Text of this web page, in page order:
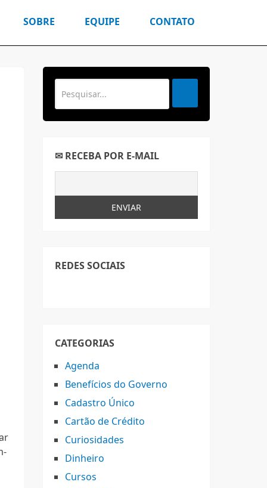
SOBRE EQUIPE CONTATO
✉ RECEBA POR E-MAIL
REDES SOCIAIS
CATEGORIAS
Agenda
Benefícios do Governo
Cadastro Único
Cartão de Crédito
Curiosidades
Dinheiro
Cursos